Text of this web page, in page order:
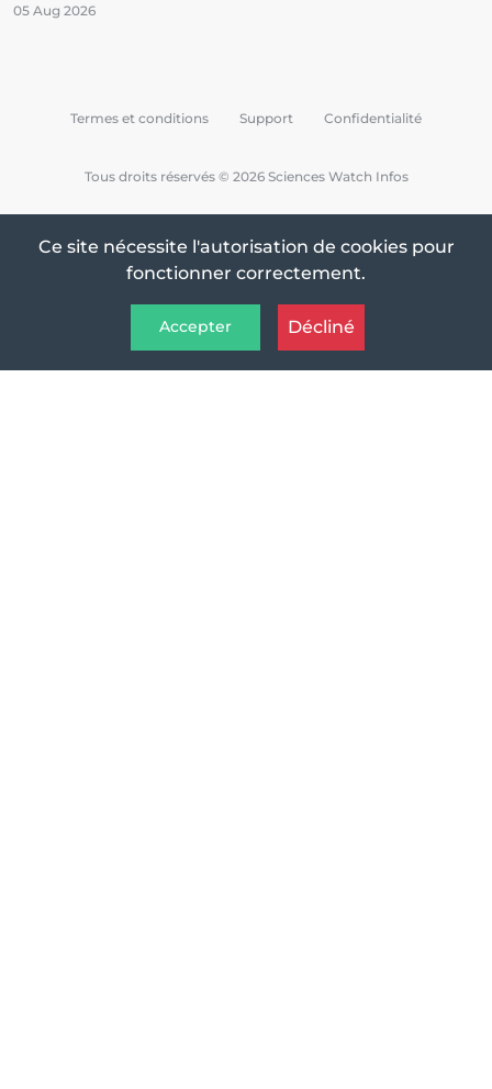
05 Aug 2026
Tous droits réservés © 2026 Sciences Watch Infos
Termes et conditions Support Confidentialité
Ce site nécessite l'autorisation de cookies pour
fonctionner correctement.
Accepter Décliné